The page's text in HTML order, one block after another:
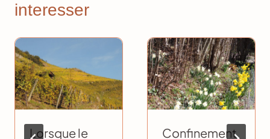
interesser
Lorsque le
Confinement